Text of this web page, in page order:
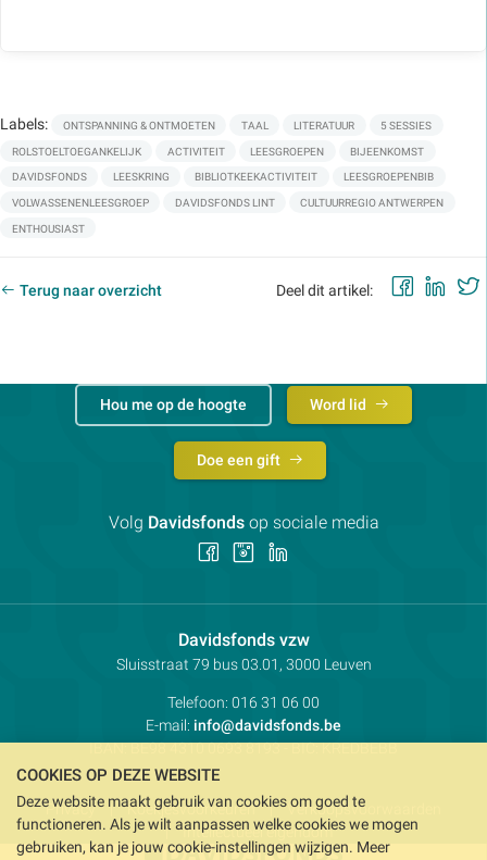
Labels: ONTSPANNING & ONTMOETEN TAAL LITERATUUR 5 SESSIES
ROLSTOELTOEGANKELIJK ACTIVITEIT LEESGROEPEN BIJEENKOMST
DAVIDSFONDS LEESKRING BIBLIOTKEEKACTIVITEIT LEESGROEPENBIB
VOLWASSENENLEESGROEP DAVIDSFONDS LINT CULTUURREGIO ANTWERPEN
ENTHOUSIAST
Terug naar overzicht Deel dit artikel:
Davidsfonds vzwContactpersoon:
Adres:
Sluisstraat 79 bus 03.01, 3000 Leuven
Telefoon: 016 31 06 00
E-mail: info@davidsfonds.be
IBAN:BE98 4310 0693 8193- BIC:KREDBEBB
Privacy Koekjesvoorkeuren
Verkoopsvoorwaarden
Intellectueel eigendom
Hou me op de hoogte Word lid
Doe een gift
Volg Davidsfondsop sociale media
Volg Volg
COOKIES OP DEZE WEBSITE
Deze website maakt gebruik van cookies om goed te
functioneren. Als je wilt aanpassen welke cookies we mogen
gebruiken, kan je jouw cookie-instellingen wijzigen. Meer